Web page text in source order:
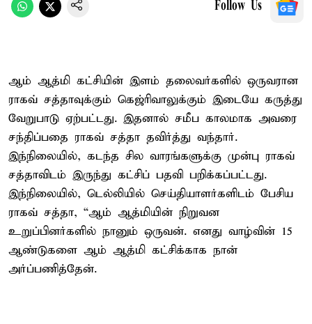
Follow Us
ஆம் ஆத்மி கட்சியின் இளம் தலைவர்களில் ஒருவரான
ராகவ் சத்தாவுக்கும் கெஜ்ரிவாலுக்கும் இடையே கருத்து
வேறுபாடு ஏற்பட்டது. இதனால் சமீப காலமாக அவரை
சந்திப்பதை ராகவ் சத்தா தவிர்த்து வந்தார்.
இந்நிலையில், கடந்த சில வாரங்களுக்கு முன்பு ராகவ்
சத்தாவிடம் இருந்து கட்சிப் பதவி பறிக்கப்பட்டது.
இந்நிலையில், டெல்லியில் செய்தியாளர்களிடம் பேசிய
ராகவ் சத்தா, “ஆம் ஆத்மியின் நிறுவன
உறுப்பினர்களில் நானும் ஒருவன். எனது வாழ்வின் 15
ஆண்டுகளை ஆம் ஆத்மி கட்சிக்காக நான்
அர்ப்பணித்தேன்.